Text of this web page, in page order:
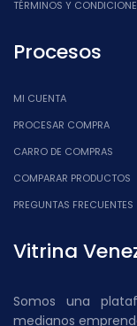
TÉRMINOS Y
Procesos
MI CUENTA
PROCESAR COMPRA
CARRO DE COMPRAS
COMPARAR PRODUCTOS
PREGUNTAS FRECUENTES
Vitrina
Somos una
medianos